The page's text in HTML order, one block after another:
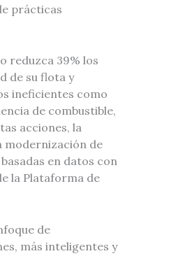
prácticas
reduzca 39% los
de su flota y
ineficientes como
de combustible,
acciones, la
modernización de
en datos con
la Plataforma de
de
más inteligentes y